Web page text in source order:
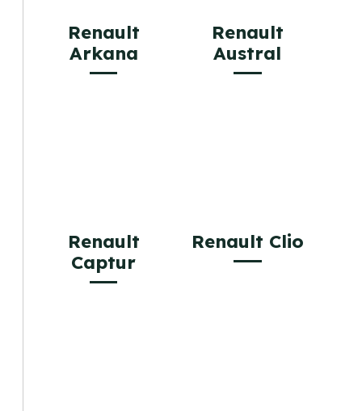
Renault
Arkana
Renault
Austral
Renault
Captur
Renault Clio